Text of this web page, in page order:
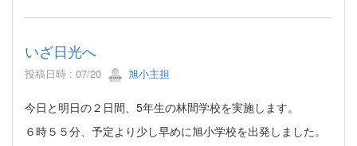
いざ日光へ
投稿日時 : 07/20 旭小主担
今日と明日の２日間、5年生の林間学校を実施します。
６時５５分、予定より少し早めに旭小学校を出発しました。